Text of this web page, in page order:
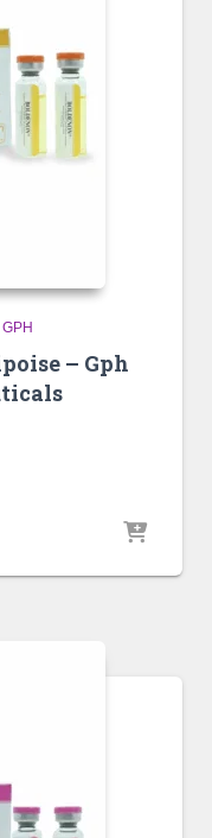
GPH
– Gph